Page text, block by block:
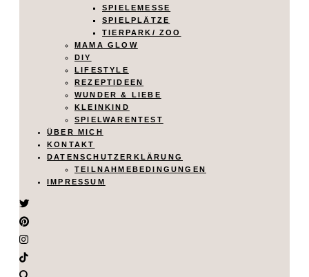
SPIELEMESSE
SPIELPLÄTZE
TIERPARK/ ZOO
MAMA GLOW
DIY
LIFESTYLE
REZEPTIDEEN
WUNDER & LIEBE
KLEINKIND
SPIELWARENTEST
ÜBER MICH
KONTAKT
DATENSCHUTZERKLÄRUNG
TEILNAHMEBEDINGUNGEN
IMPRESSUM